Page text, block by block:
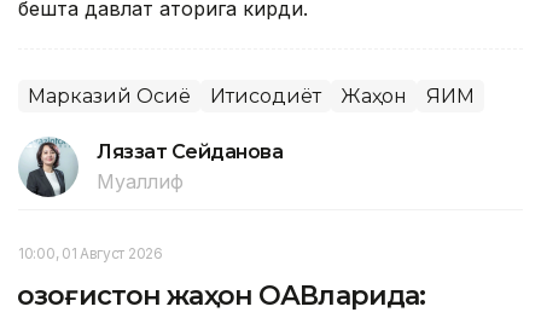
бешта давлат қаторига кирди.
Марказий Осиё Иқтисодиёт Жаҳон ЯИМ
Ляззат Сейданова
Муаллиф
10:00, 01 Август 2026
Қозоғистон жаҳон ОАВларида: